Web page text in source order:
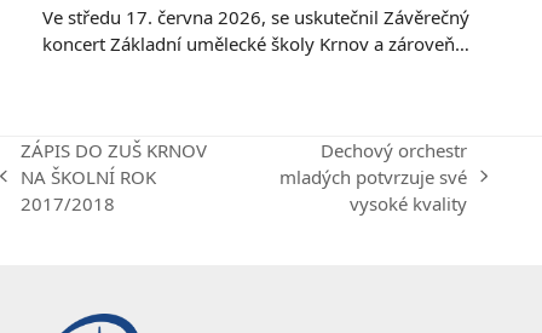
Ve středu 17. června 2026, se uskutečnil Závěrečný
koncert Základní umělecké školy Krnov a zároveň…
previous
post:
ZÁPIS DO ZUŠ KRNOV
NA ŠKOLNÍ ROK
2017/2018
next
Dechový orchestr
mladých potvrzuje své
vysoké kvality